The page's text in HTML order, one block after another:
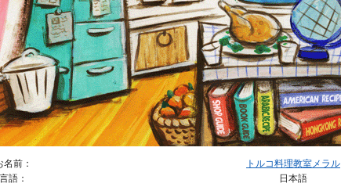
前：
トルコ料理教室メラル
語：
日本語